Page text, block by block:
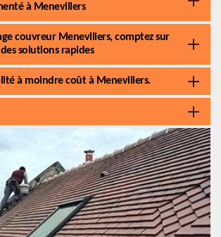
à Menevillers
couvreur Menevillers, comptez sur
solutions rapides
à moindre coût à Menevillers.